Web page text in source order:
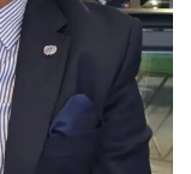
ل
ك
ت
ر
و